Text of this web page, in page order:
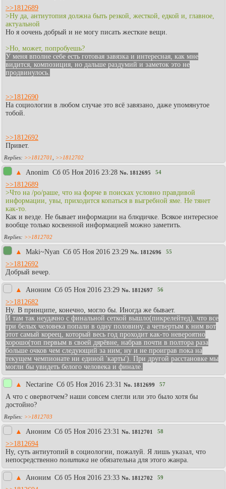
>>1812689
>Ну да, антиутопия должна быть резкой, жесткой, едкой и, главное,
актуальной
Но я оочень добрый и не могу писать жесткие вещи.
>Но, может, попробуешь?
У меня вполне себе есть готовая завязка и интересная, как мне
видится, композиция, но дальше раздумий и заметок это не
продвинулось.
>>1812690
На социологии в любом случае это всё завязано, даже упомянутое
тобой.
>>1812692
Привет.
>>1812701 >>1812702
▲ Anonim Сб 05 Ноя 2016 23:28 No. 1812695 54
>>1812689
>Что на /po/раше, что на форче в поисках условно правдивой
информации, увы, приходится копаться в выгребной яме. Не тянет
как-то.
Как и везде. Не бывает информации на блюдичке. Всякое интересное
вообще только косвенной информацией можно заметить.
>>1812702
▲ Maki~Nyan Сб 05 Ноя 2016 23:29 No. 1812696 55
>>1812692
Добрый вечер.
▲ Аноним Сб 05 Ноя 2016 23:29 No. 1812697 56
>>1812682
Ну. В принципе, конечно, могло бы. Иногда же бывает.
И там так неудачно с финальной сеткой вышло(пикрелейтед), что все
три белых человека попали в одну половину, а четвертым к ним вот
этот самый кореец, который весь год проходит как-то невероятно
хорошо(топ первым в своей дярёвне, набрав почти в полтора раза
больше очков чем следующий за ним; ну и не проиграв пока на
текущем чемпионате ни единой 'карты'). При другой расстановке мы
могли бы увидеть белого человека и финале.
▲ Nectarine Сб 05 Ноя 2016 23:31 No. 1812699 57
А что с овервотчем? наши совсем слегли или это было хотя бы
достойно?
>>1812703
▲ Аноним Сб 05 Ноя 2016 23:31 No. 1812701 58
>>1812694
Ну, суть антиутопий в социологии, пожалуй. Я лишь указал, что
непосредственно политика не обязательна для этого жанра.
▲ Аноним Сб 05 Ноя 2016 23:33 No. 1812702 59